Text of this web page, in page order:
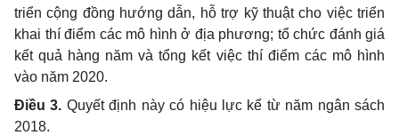
triển cộng đồng hướng dẫn, hỗ trợ kỹ thuật cho việc triển
khai thí điểm các mô hình ở địa phương; tổ chức đánh giá
kết quả hàng năm và tổng kết việc thí điểm các mô hình
vào năm 2020.
Điều 3. Quyết định này có hiệu lực kể từ năm ngân sách
2018.